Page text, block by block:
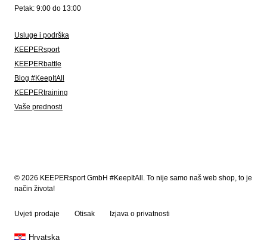
Petak: 9:00 do 13:00
Usluge i podrška
KEEPERsport
KEEPERbattle
Blog #KeepItAll
KEEPERtraining
Vaše prednosti
© 2026 KEEPERsport GmbH #KeepItAll. To nije samo naš web shop, to je
način života!
Uvjeti prodaje Otisak Izjava o privatnosti
Hrvatska